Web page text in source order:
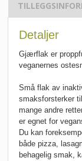
Detaljer
Gjærflak er
veganernes
Små flak av
smaksforsterker
mange andre
er egnet for
Du kan
både pizza,
behagelig smak,